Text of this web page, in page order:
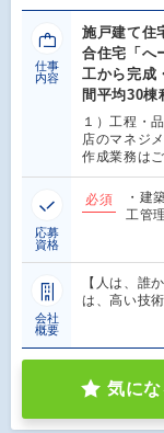
仕事
内容
施戸建て住
合住宅「へ
工から完成
間平均30棟
１）工程・
店のマネジ
作成業務は
応募
資格
必須
・建
工管
会社
概要
【人は、誰
は、高い技
気にな